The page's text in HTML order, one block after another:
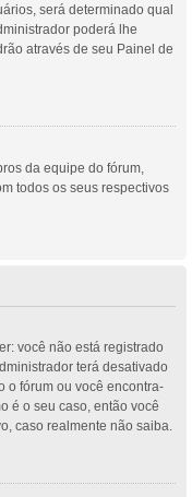
será determinado qual
poderá lhe
através de seu Painel de
da equipe do fórum,
todos os seus respectivos
você não está registrado
terá desativado
o fórum ou você encontra-
é o seu caso, então você
caso realmente não saiba.